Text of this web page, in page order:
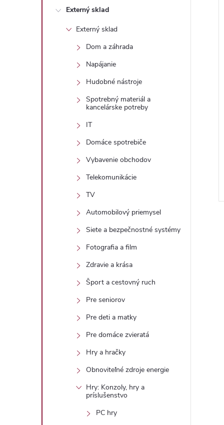
Externý sklad
Externý sklad
Dom a záhrada
Napájanie
Hudobné nástroje
Spotrebný materiál a
kancelárske potreby
IT
Domáce spotrebiče
Vybavenie obchodov
Telekomunikácie
TV
Automobilový priemysel
Siete a bezpečnostné systémy
Fotografia a film
Zdravie a krása
Šport a cestovný ruch
Pre seniorov
Pre deti a matky
Pre domáce zvieratá
Hry a hračky
Obnoviteľné zdroje energie
Hry: Konzoly, hry a
príslušenstvo
PC hry